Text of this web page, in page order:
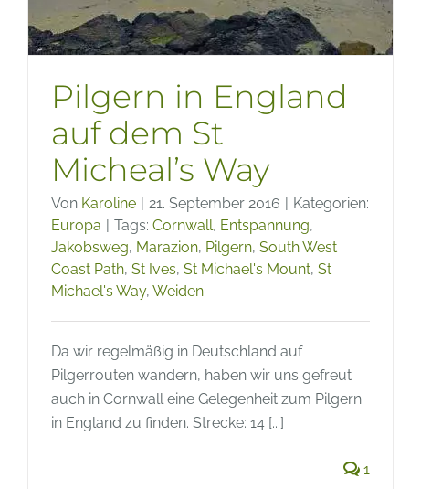
Pilgern in England
auf dem St
Micheal’s Way
Von Karoline | 21. September 2016 | Kategorien:
Europa | Tags: Cornwall, Entspannung,
Jakobsweg, Marazion, Pilgern, South West
Coast Path, St Ives, St Michael's Mount, St
Michael's Way, Weiden
Da wir regelmäßig in Deutschland auf
Pilgerrouten wandern, haben wir uns gefreut
auch in Cornwall eine Gelegenheit zum Pilgern
in England zu finden. Strecke: 14 [...]
1